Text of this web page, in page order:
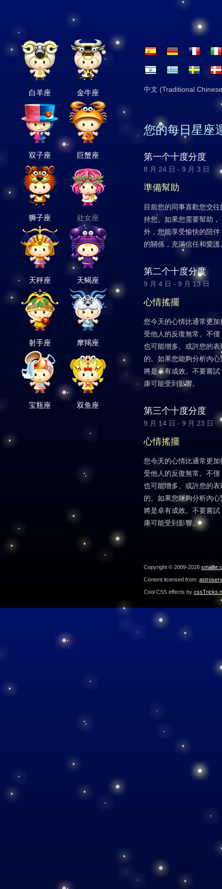
白羊座 金牛座
双子座 巨蟹座
狮子座 处女座
天秤座 天蝎座
射手座 摩羯座
宝瓶座 双鱼座
中文 (Traditional
您的每日星座
第一个十度分度
8 月 24 日 - 9 月 3 日
準備幫助
目前您的同事喜歡您交
持您。如果您需要幫助
外，您能享受愉快的陪
的關係，充滿信任和愛護
第二个十度分度
9 月 4 日 - 9 月 13 日
心情搖擺
您今天的心情比通常更
受他人的反復無常。不
也可能增多。或許您的
的。如果您能夠分析內
將是卓有成效。不要嘗
康可能受到影響。
第三个十度分度
9 月 14 日 - 9 月 23 日
心情搖擺
您今天的心情比通常更
受他人的反復無常。不
也可能增多。或許您的
的。如果您能夠分析內
將是卓有成效。不要嘗
康可能受到影響。
Copyright © 2009-2026
Content licensed from:
Cool CSS effects by